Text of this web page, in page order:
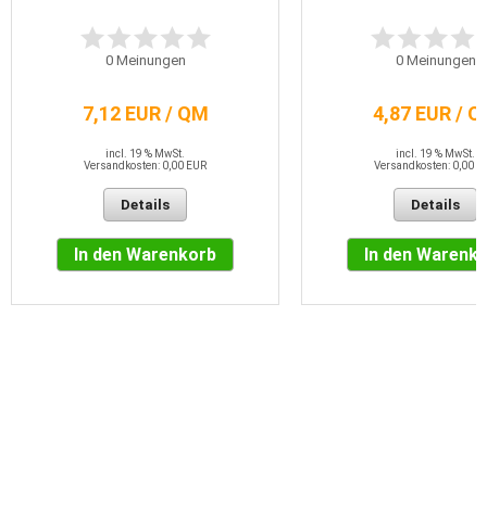
0Meinungen
7,12 EUR / QM
incl. 19 % MwSt.
Versandkosten: 0,00 EUR
Details
In den Warenkorb
0Meinungen
4,87 EUR /
incl. 19 % MwSt.
Versandkosten: 0,00
Details
In den